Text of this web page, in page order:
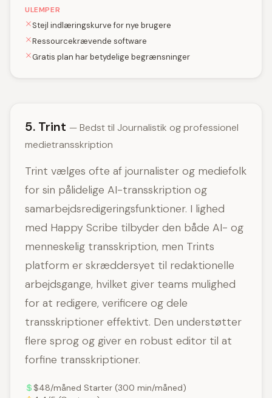
ULEMPER
Stejl indlæringskurve for nye brugere
Ressourcekrævende software
Gratis plan har betydelige begrænsninger
5. Trint — Bedst til Journalistik og professionel
medietransskription
Trint vælges ofte af journalister og mediefolk
for sin pålidelige AI-transskription og
samarbejdsredigeringsfunktioner. I lighed
med Happy Scribe tilbyder den både AI- og
menneskelig transskription, men Trints
platform er skræddersyet til redaktionelle
arbejdsgange, hvilket giver teams mulighed
for at redigere, verificere og dele
transskriptioner effektivt. Den understøtter
flere sprog og giver en robust editor til at
forfine transskriptioner.
$48/måned Starter (300 min/måned)